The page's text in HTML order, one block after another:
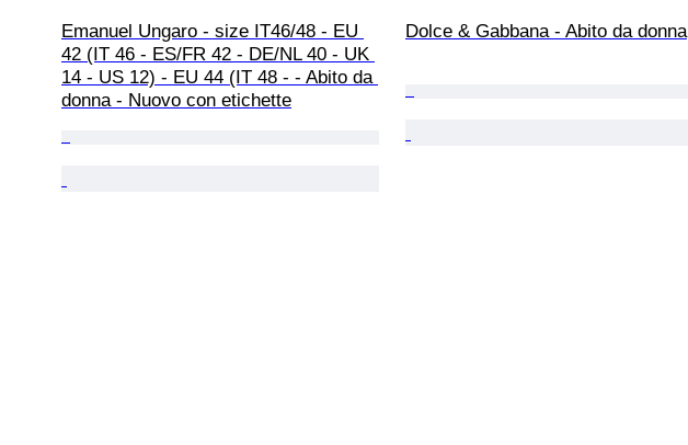
Emanuel Ungaro - size IT46/48 - EU
42 (IT 46 - ES/FR 42 - DE/NL 40 - UK
14 - US 12) - EU 44 (IT 48 - - Abito da
donna - Nuovo con etichette
Dolce & Gabbana - Abito da donna